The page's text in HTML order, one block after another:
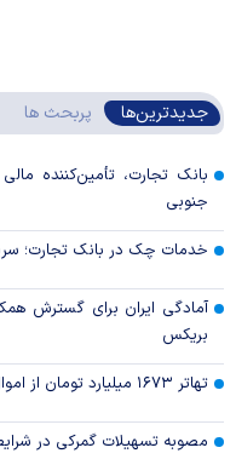
جدیدترین‌ها پربحث ها
جنوبی
خدمات چک در بانک تجارت؛
آمادگی ایران برای گسترش
بریکس
تهاتر ۱۶۷۳ میلیارد تومان از اموال شرکت‌های تراستی
مصوبه تسهیلات گمرکی در